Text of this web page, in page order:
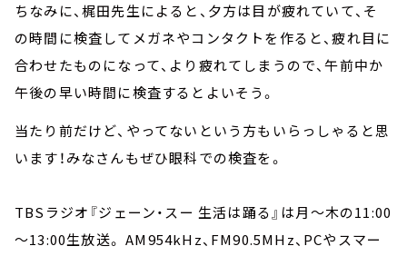
ちなみに、梶田先生によると、夕方は目が疲れていて、そ
の時間に検査してメガネやコンタクトを作ると、疲れ目に
合わせたものになって、より疲れてしまうので、午前中か
午後の早い時間に検査するとよいそう。
当たり前だけど、やってないという方もいらっしゃると思
います！みなさんもぜひ眼科での検査を。
TBSラジオ『ジェーン・スー 生活は踊る』は月～木の11:00
～13:00生放送。 AM954kHz、FM90.5MHz、PCやスマー